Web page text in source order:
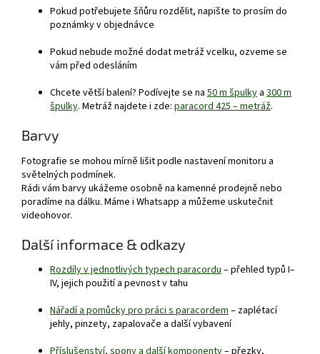
Pokud potřebujete šňůru rozdělit, napište to prosím do
poznámky v objednávce
Pokud nebude možné dodat metráž vcelku, ozveme se
vám před odesláním
Chcete větší balení? Podívejte se na 50 m špulky a 300 m
špulky. Metráž najdete i zde: paracord 425 – metráž.
Barvy
Fotografie se mohou mírně lišit podle nastavení monitoru a
světelných podmínek.
Rádi vám barvy ukážeme osobně na kamenné prodejně nebo
poradíme na dálku. Máme i Whatsapp a můžeme uskutečnit
videohovor.
Další informace & odkazy
Rozdíly v jednotlivých typech paracordu– přehled typů I–
IV, jejich použití a pevnost v tahu
Nářadí a pomůcky pro práci s paracordem– zaplétací
jehly, pinzety, zapalovače a další vybavení